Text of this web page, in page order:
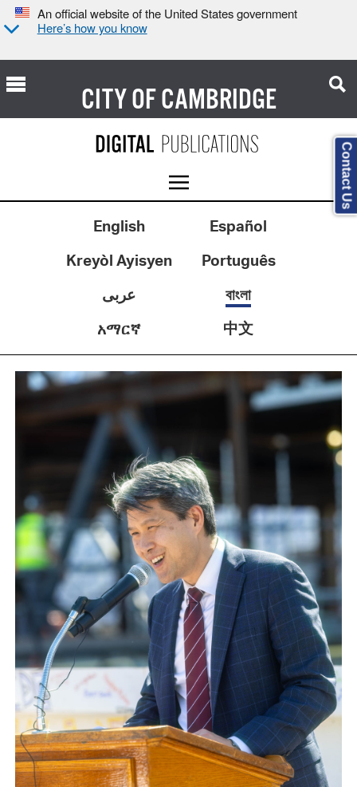
An official website of the United States government
Here’s how you know
CITY OFCAMBRIDGE
English
Español
Kreyòl Ayisyen
Português
عربى
বাংলা
አማርኛ
中文
Contact Us